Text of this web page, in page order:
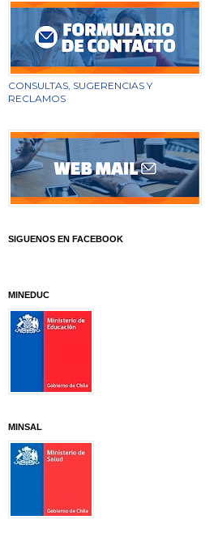
CONSULTAS, SUGERENCIAS Y
RECLAMOS
SIGUENOS EN FACEBOOK
MINEDUC
MINSAL